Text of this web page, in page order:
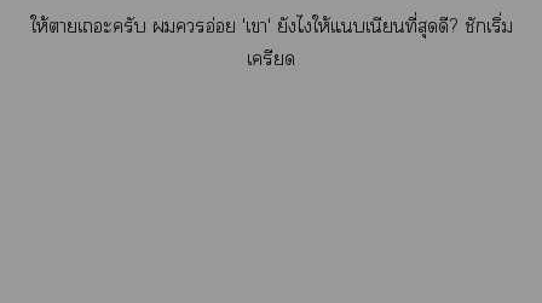
ให้าเะครับ อ่อย 'เา' ยังไให้แเนียนที่สุดดี? ชักเริ่ม
เครียด